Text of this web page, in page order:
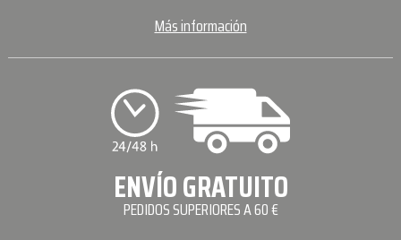
Más información
ENVÍO GRATUITO
PEDIDOS SUPERIORES A 60 €